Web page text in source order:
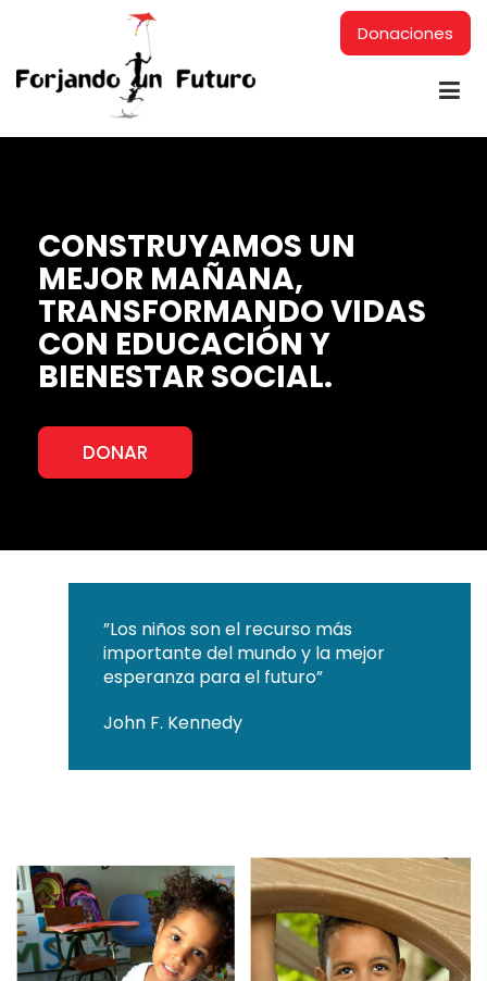
Donaciones
CONSTRUYAMOS UN
MEJOR MAÑANA,
TRANSFORMANDO VIDAS
CON EDUCACIÓN Y
BIENESTAR SOCIAL.
DONAR
”Los niños son el recurso más
importante del mundo y la mejor
esperanza para el futuro”
John F. Kennedy